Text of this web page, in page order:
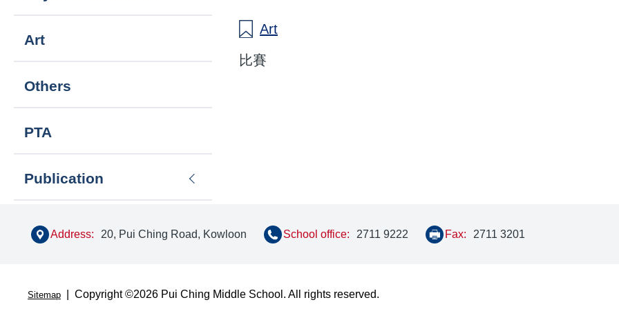
Art
比賽
Art
Others
PTA
Publication
Address: 20, Pui Ching Road, Kowloon School office: 2711 9222 Fax: 2711 3201
Sitemap | Copyright ©2026 Pui Ching Middle School. All rights reserved.